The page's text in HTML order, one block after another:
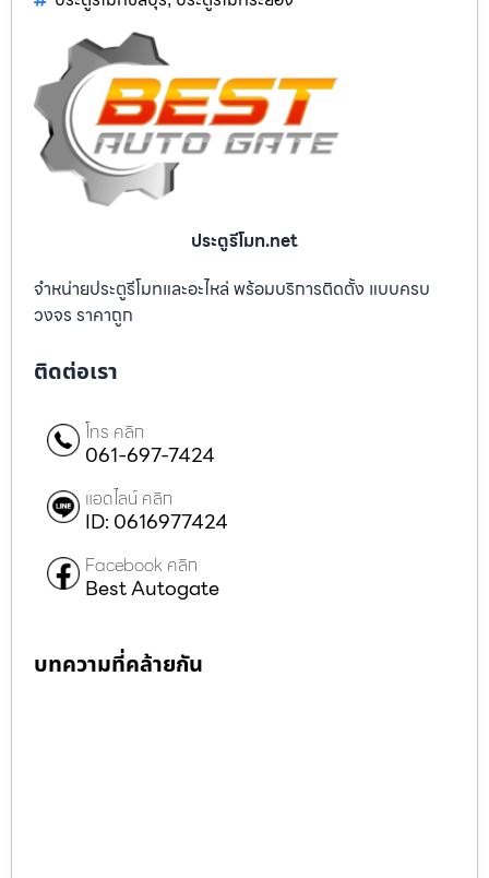
ประตูรีโมท.net
จำหน่ายประตูรีโมทและอะไหล่ พร้อมบริการติดตั้ง แบบครบ
วงจร ราคาถูก
ติดต่อเรา
โทร คลิก
061-697-7424
แอดไลน์ คลิก
ID: 0616977424
Facebook คลิก
Best Autogate
บทความที่คล้ายกัน